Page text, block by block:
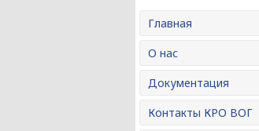
Главная
О нас
Документация
Контакты КРО ВОГ